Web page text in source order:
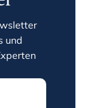
und